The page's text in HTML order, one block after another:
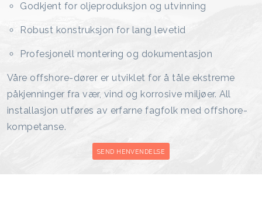
Godkjent for oljeproduksjon og utvinning
Robust konstruksjon for lang levetid
Profesjonell montering og dokumentasjon
Våre offshore-dører er utviklet for å tåle ekstreme
påkjenninger fra vær, vind og korrosive miljøer. All
installasjon utføres av erfarne fagfolk med offshore-
kompetanse.
SEND HENVENDELSE